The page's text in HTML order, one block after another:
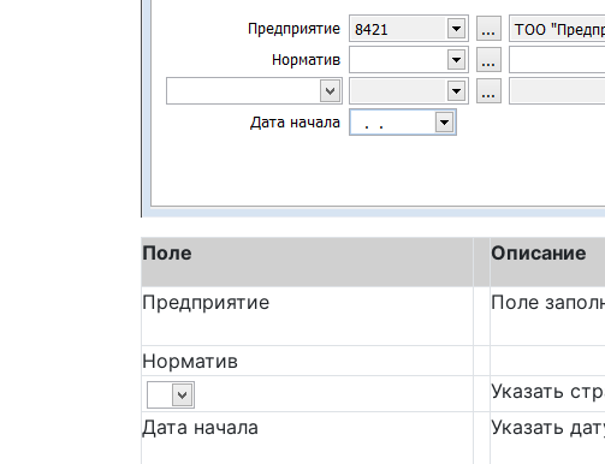
Поле Описание
Предприятие Поле
Норматив
Указать
Дата начала
Указать